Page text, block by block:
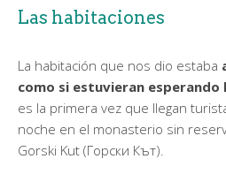
Las habitaciones
La habitación que nos dio estaba
como si estuvieran esperando
es la primera vez que llegan
noche en el monasterio sin
Gorski Kut (Горски Кът).